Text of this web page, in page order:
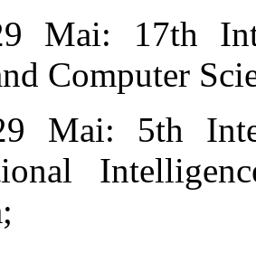
Mai: 17th
Computer
Mai: 5th